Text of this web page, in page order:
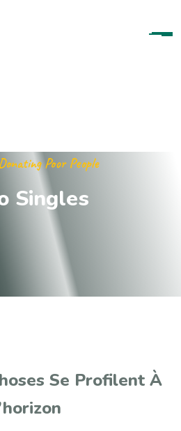
Poor People
Singles
Se Profilent À